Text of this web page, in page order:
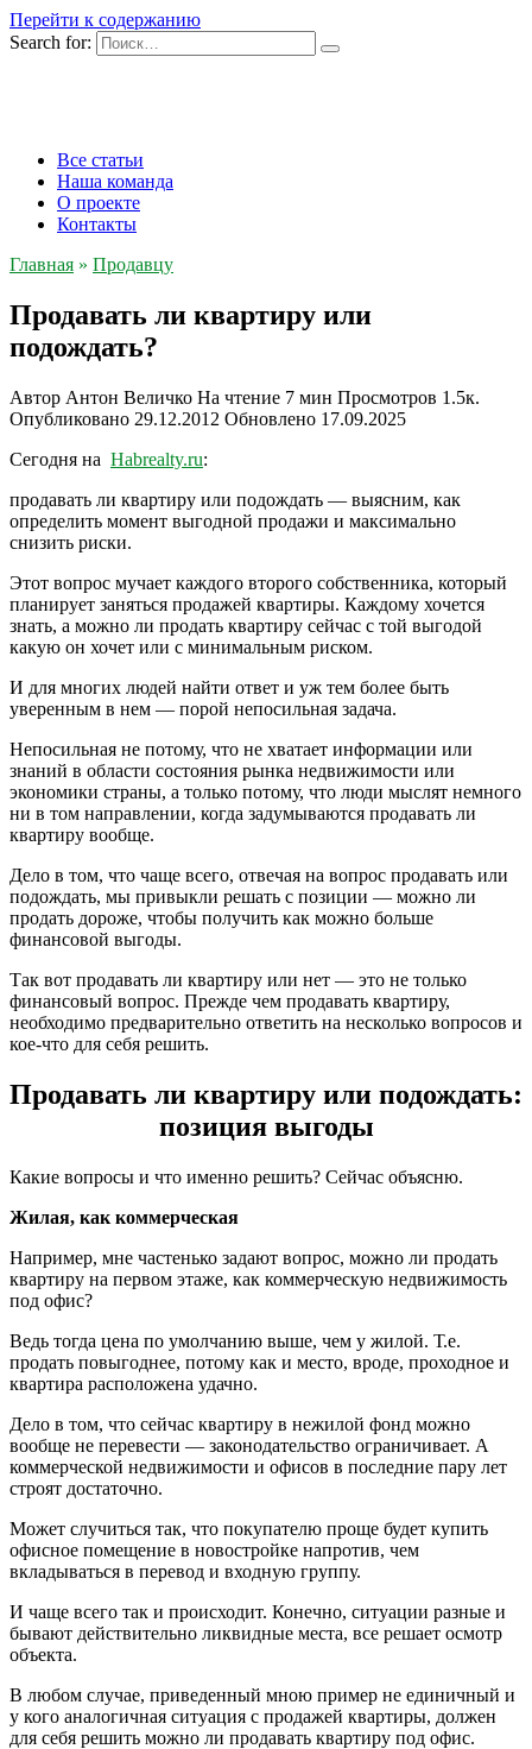
Перейти к содержанию
Search for:
Все статьи
Наша команда
О проекте
Контакты
Главная » Продавцу
Продавать ли квартиру или
подождать?
Автор Антон Величко На чтение 7 мин Просмотров 1.5к.
Опубликовано 29.12.2012 Обновлено 17.09.2025
Сегодня на Habrealty.ru:
продавать ли квартиру или подождать — выясним, как
определить момент выгодной продажи и максимально
снизить риски.
Этот вопрос мучает каждого второго собственника, который
планирует заняться продажей квартиры. Каждому хочется
знать, а можно ли продать квартиру сейчас с той выгодой
какую он хочет или с минимальным риском.
И для многих людей найти ответ и уж тем более быть
уверенным в нем — порой непосильная задача.
Непосильная не потому, что не хватает информации или
знаний в области состояния рынка недвижимости или
экономики страны, а только потому, что люди мыслят немного
ни в том направлении, когда задумываются продавать ли
квартиру вообще.
Дело в том, что чаще всего, отвечая на вопрос продавать или
подождать, мы привыкли решать с позиции — можно ли
продать дороже, чтобы получить как можно больше
финансовой выгоды.
Так вот продавать ли квартиру или нет — это не только
финансовый вопрос. Прежде чем продавать квартиру,
необходимо предварительно ответить на несколько вопросов и
кое-что для себя решить.
Продавать ли квартиру или подождать:
позиция выгоды
Какие вопросы и что именно решить? Сейчас объясню.
Жилая, как коммерческая
Например, мне частенько задают вопрос, можно ли продать
квартиру на первом этаже, как коммерческую недвижимость
под офис?
Ведь тогда цена по умолчанию выше, чем у жилой. Т.е.
продать повыгоднее, потому как и место, вроде, проходное и
квартира расположена удачно.
Дело в том, что сейчас квартиру в нежилой фонд можно
вообще не перевести — законодательство ограничивает. А
коммерческой недвижимости и офисов в последние пару лет
строят достаточно.
Может случиться так, что покупателю проще будет купить
офисное помещение в новостройке напротив, чем
вкладываться в перевод и входную группу.
И чаще всего так и происходит. Конечно, ситуации разные и
бывают действительно ликвидные места, все решает осмотр
объекта.
В любом случае, приведенный мною пример не единичный и
у кого аналогичная ситуация с продажей квартиры, должен
для себя решить можно ли продавать квартиру под офис.